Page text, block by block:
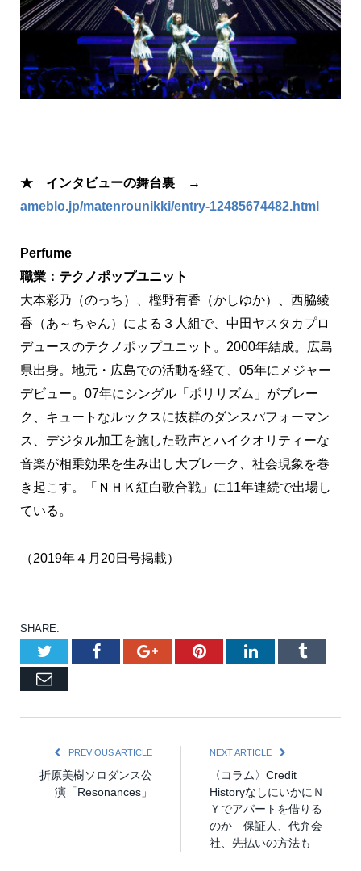
★ インタビューの舞台裏 →
ameblo.jp/matenrounikki/entry-12485674482.html
Perfume
職業：テクノポップユニット
大本彩乃（のっち）、樫野有香（かしゆか）、西脇綾
香（あ～ちゃん）による３人組で、中田ヤスタカプロ
デュースのテクノポップユニット。2000年結成。広島
県出身。地元・広島での活動を経て、05年にメジャー
デビュー。07年にシングル「ポリリズム」がブレー
ク、キュートなルックスに抜群のダンスパフォーマン
ス、デジタル加工を施した歌声とハイクオリティーな
音楽が相乗効果を生み出し大ブレーク、社会現象を巻
き起こす。「ＮＨＫ紅白歌合戦」に11年連続で出場し
ている。
（2019年４月20日号掲載）
SHARE.
TwitterFacebookGoogle+PinterestLinkedInTumblr
Email
PREVIOUS ARTICLE
折原美樹ソロダンス公
演「Resonances」
NEXT ARTICLE
〈コラム〉Credit
HistoryなしにいかにＮ
Ｙでアパートを借りる
のか 保証人、代弁会
社、先払いの方法も